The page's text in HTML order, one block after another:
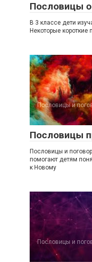
Пословицы о
В 3 классе дети
Некоторые короткие
Пословицы и
Пословицы
Пословицы и
помогают детям
к Новому
Пословицы и